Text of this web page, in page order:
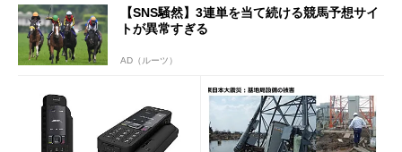
【SNS騒然】3連単を当て続ける競馬予想サイ
トが異常すぎる
AD（ルーツ）